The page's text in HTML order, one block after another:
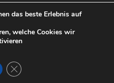
Cookie Dateien
Welt Rezept
das beste Erlebnis auf
welche Cookies wir
Close GDPR Cookie Banner